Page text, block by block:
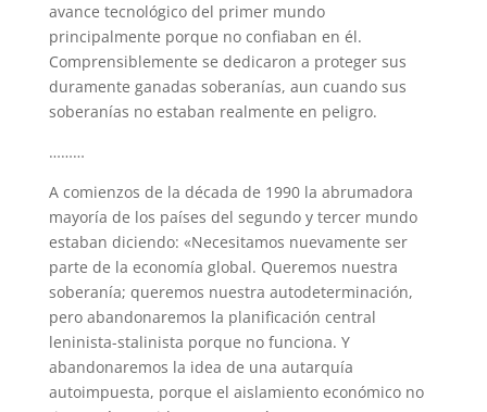
avance tecnológico del primer mundo
principalmente porque no confiaban en él.
Comprensiblemente se dedicaron a proteger sus
duramente ganadas soberanías, aun cuando sus
soberanías no estaban realmente en peligro.
………
A comienzos de la década de 1990 la abrumadora
mayoría de los países del segundo y tercer mundo
estaban diciendo: «Necesitamos nuevamente ser
parte de la economía global. Queremos nuestra
soberanía; queremos nuestra autodeterminación,
pero abandonaremos la planificación central
leninista-stalinista porque no funciona. Y
abandonaremos la idea de una autarquía
autoimpuesta, porque el aislamiento económico no